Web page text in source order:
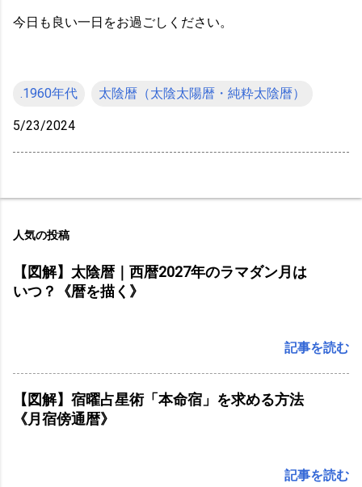
今日も良い一日をお過ごしください。
.1960年代 太陰暦（太陰太陽暦・純粋太陰暦）
5/23/2024
人気の投稿
【図解】太陰暦｜西暦2027年のラマダン月は
いつ？《暦を描く》
記事を読む
【図解】宿曜占星術「本命宿」を求める方法
《月宿傍通暦》
記事を読む